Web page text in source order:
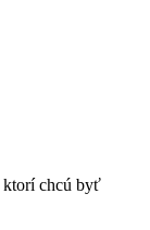
ktorí chcú byť